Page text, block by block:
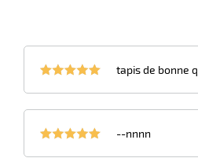
tapis de bonne
--nnnn